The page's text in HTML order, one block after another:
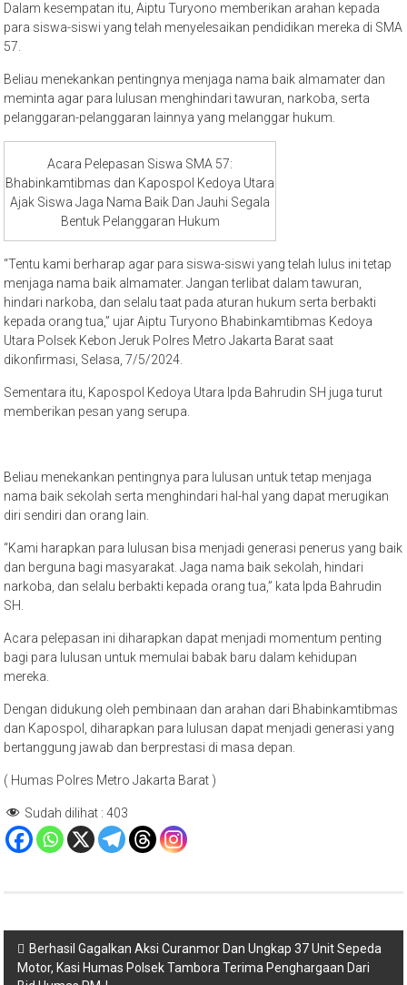
Dalam kesempatan itu, Aiptu Turyono memberikan arahan kepada
para siswa-siswi yang telah menyelesaikan pendidikan mereka di SMA
57.
Beliau menekankan pentingnya menjaga nama baik almamater dan
meminta agar para lulusan menghindari tawuran, narkoba, serta
pelanggaran-pelanggaran lainnya yang melanggar hukum.
Acara Pelepasan Siswa SMA 57:
Bhabinkamtibmas dan Kapospol Kedoya Utara
Ajak Siswa Jaga Nama Baik Dan Jauhi Segala
Bentuk Pelanggaran Hukum
“Tentu kami berharap agar para siswa-siswi yang telah lulus ini tetap
menjaga nama baik almamater. Jangan terlibat dalam tawuran,
hindari narkoba, dan selalu taat pada aturan hukum serta berbakti
kepada orang tua,” ujar Aiptu Turyono Bhabinkamtibmas Kedoya
Utara Polsek Kebon Jeruk Polres Metro Jakarta Barat saat
dikonfirmasi, Selasa, 7/5/2024.
Sementara itu, Kapospol Kedoya Utara Ipda Bahrudin SH juga turut
memberikan pesan yang serupa.
Beliau menekankan pentingnya para lulusan untuk tetap menjaga
nama baik sekolah serta menghindari hal-hal yang dapat merugikan
diri sendiri dan orang lain.
“Kami harapkan para lulusan bisa menjadi generasi penerus yang baik
dan berguna bagi masyarakat. Jaga nama baik sekolah, hindari
narkoba, dan selalu berbakti kepada orang tua,” kata Ipda Bahrudin
SH.
Acara pelepasan ini diharapkan dapat menjadi momentum penting
bagi para lulusan untuk memulai babak baru dalam kehidupan
mereka.
Dengan didukung oleh pembinaan dan arahan dari Bhabinkamtibmas
dan Kapospol, diharapkan para lulusan dapat menjadi generasi yang
bertanggung jawab dan berprestasi di masa depan.
( Humas Polres Metro Jakarta Barat )
Sudah dilihat : 403
Navigasi
pos
Berhasil Gagalkan Aksi Curanmor Dan Ungkap 37 Unit Sepeda
Motor, Kasi Humas Polsek Tambora Terima Penghargaan Dari